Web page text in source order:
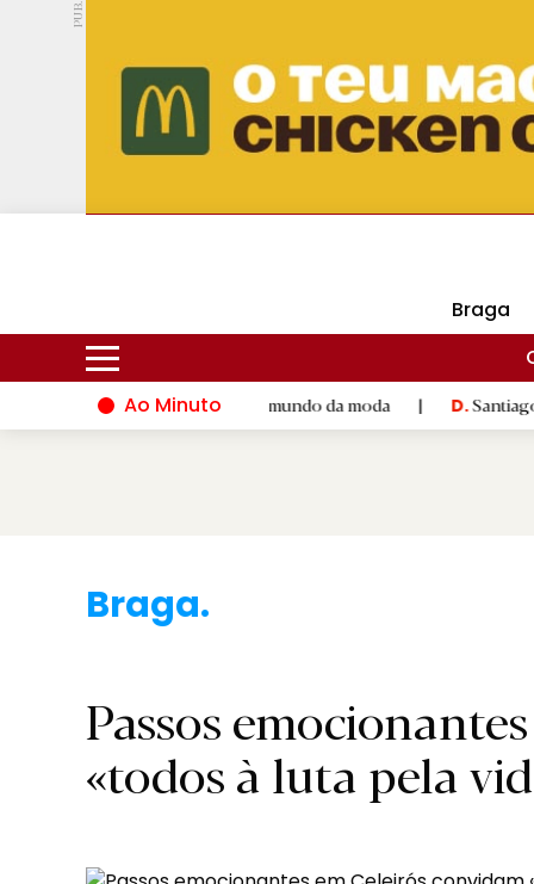
PUB.
Hoje 15ºC 30ºC DMtv
Braga
Ao Minuto
talento e à inovação do mundo da moda | D.Santiago de
Braga.
Passos
«todos à luta pela